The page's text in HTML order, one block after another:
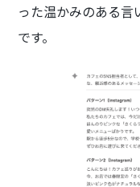
った温かみのある言
です。